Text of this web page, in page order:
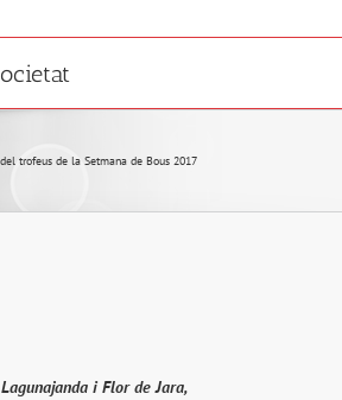
trofeus de la Setmana de Bous 2017
i Flor de Jara,